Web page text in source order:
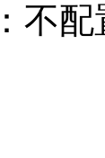
不